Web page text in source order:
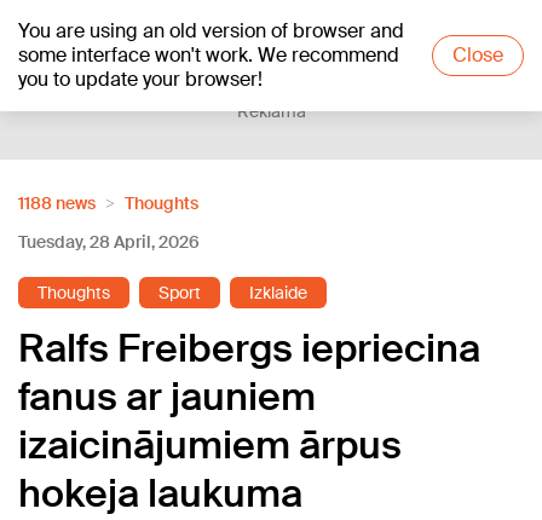
You are using an old version of browser and
some interface won't work. We recommend
you to update your browser!
Close
+20°C
Reklāma
1188 news
Thoughts
Tuesday, 28 April, 2026
Thoughts Sport Izklaide
Ralfs Freibergs iepriecina
fanus ar jauniem
izaicinājumiem ārpus
hokeja laukuma